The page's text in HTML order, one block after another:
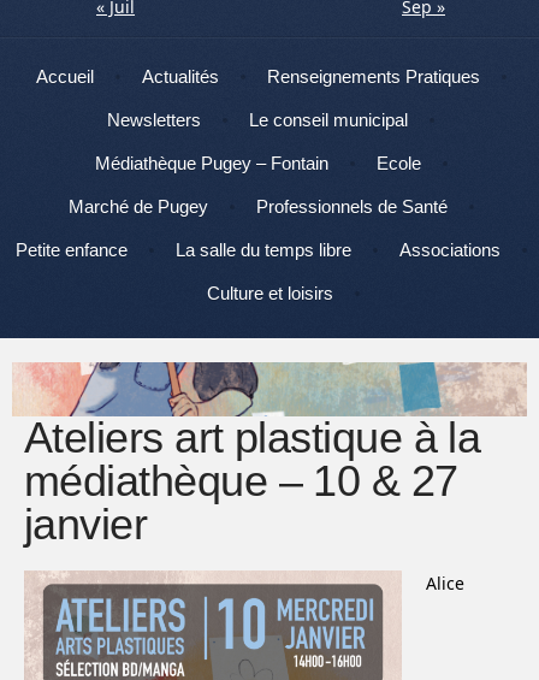
« Juil
Sep »
Menu
Aller au contenu
Accueil Actualités Renseignements Pratiques
Newsletters Le conseil municipal
Médiathèque Pugey – Fontain Ecole
Marché de Pugey Professionnels de Santé
Petite enfance La salle du temps libre Associations
Culture et loisirs
Ateliers art plastique à la
médiathèque – 10 & 27
janvier
Alice